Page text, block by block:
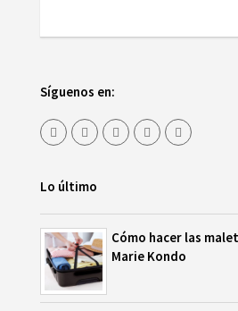
Síguenos en:
Lo último
Cómo hacer las
Marie Kondo